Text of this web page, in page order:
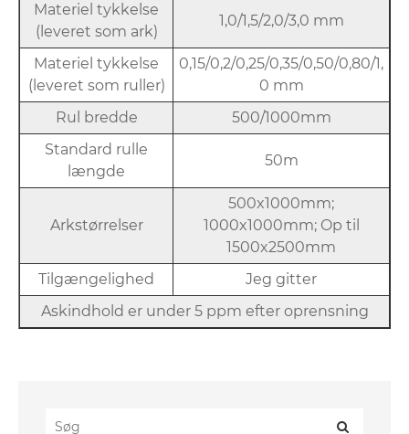
Materiel tykkelse
(leveret som ark)
1,0/1,5/2,0/3,0 mm
Materiel tykkelse
(leveret som ruller)
0,15/0,2/0,25/0,35/0,50/0,80/1,
0 mm
Rul bredde
500/1000mm
Standard rulle
længde
50m
Arkstørrelser
500x1000mm;
1000x1000mm; Op til
1500x2500mm
Tilgængelighed
Jeg gitter
Askindhold er under 5 ppm efter oprensning